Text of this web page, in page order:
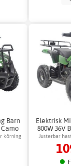
Barn
körning
Elektrisk
800W 36V
ATV
Justerbar